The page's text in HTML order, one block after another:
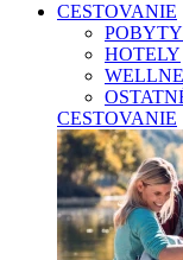
CESTOVANIE
HOTELY
CESTOVANIE